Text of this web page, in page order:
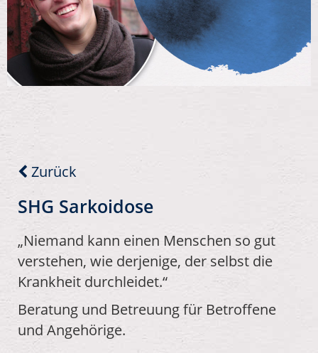
Zurück
SHG Sarkoidose
„Niemand kann einen Menschen so gut
verstehen, wie derjenige, der selbst die
Krankheit durchleidet.“
Beratung und Betreuung für Betroffene
und Angehörige.